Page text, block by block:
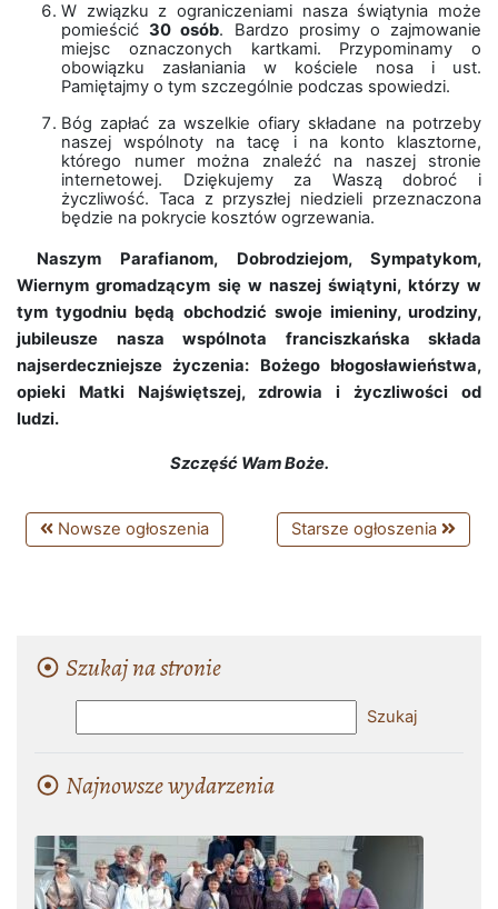
W związku z ograniczeniami nasza świątynia może
pomieścić30 osób. Bardzo prosimy o zajmowanie
miejsc oznaczonych kartkami. Przypominamy o
obowiązku zasłaniania w kościele nosa i ust.
Pamiętajmy o tym szczególnie podczas spowiedzi.
Bóg zapłać za wszelkie ofiary składane na potrzeby
naszej wspólnoty na tacę i na konto klasztorne,
którego numer można znaleźć na naszej stronie
internetowej. Dziękujemy za Waszą dobroć i
życzliwość. Taca z przyszłej niedzieli przeznaczona
będzie na pokrycie kosztów ogrzewania.
Naszym Parafianom, Dobrodziejom, Sympatykom,
Wiernym gromadzącym się w naszej świątyni, którzy w
tym tygodniu będą obchodzić swoje imieniny, urodziny,
jubileusze nasza wspólnota franciszkańska składa
najserdeczniejsze życzenia: Bożego błogosławieństwa,
opieki Matki Najświętszej, zdrowia i życzliwości od
ludzi.
Szczęść Wam Boże.
Nowsze ogłoszenia Starsze ogłoszenia
Szukaj na stronie
Najnowsze wydarzenia